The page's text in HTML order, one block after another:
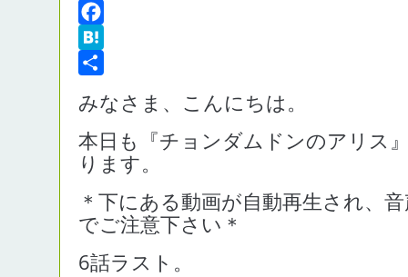
Pocket
Facebook
Hatena
有
みなさま、こんにちは。
本日も『チョンダムドンのアリス
ります。
＊下にある動画が自動再生され、
でご注意下さい＊
6話ラスト。